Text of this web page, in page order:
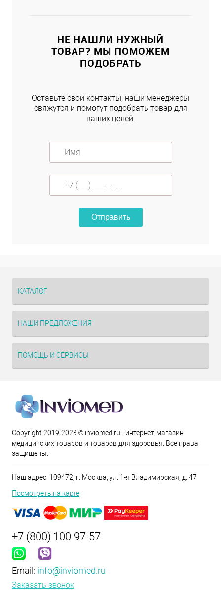
НЕ НАШЛИ НУЖНЫЙ
ТОВАР? МЫ ПОМОЖЕМ
ПОДОБРАТЬ
Оставьте свои контакты, наши менеджеры
свяжутся и помогут подобрать товар для
ваших целей.
Отправить
КАТАЛОГ
НАШИ ПРЕДЛОЖЕНИЯ
ПОМОЩЬ И СЕРВИСЫ
Copyright 2019-2023 © inviomed.ru - интернет-магазин
медицинских товаров и товаров для здоровья. Все права
защищены.
Наш адрес: 109472, г. Москва, ул. 1-я Владимирская, д. 47
Посмотреть на карте
+7 (800) 100-97-57
Email: info@inviomed.ru
Заказать звонок